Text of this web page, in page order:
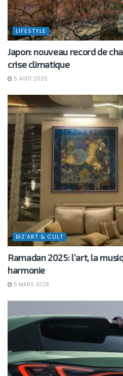
LIFESTYLE
Japon: nouveau record de
crise climatique
5 AOÛT 2025
BIZ'ART & CULT
Ramadan 2025: l’art, la
harmonie
5 MARS 2025